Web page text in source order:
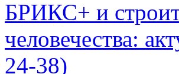
БРИКС+ и
человечества:
24-38)